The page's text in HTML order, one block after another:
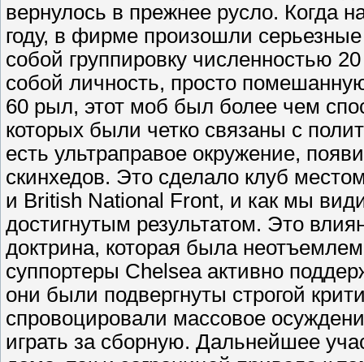
вернулось в прежнее русло. Когда
году, в фирме произошли
собой группировку численностью
собой личность, просто
60 рыл, этот моб был более чем
которых были четко связаны с
есть ультраправое окружение,
скинхедов. Это сделало клуб
и British National Front, и как мы
достигнутым результатом. Это
доктрина, которая была
суппортеры Chelsea активно
они были подвергнуты строгой
спровоцировали массовое
играть за сборную. Дальнейшее